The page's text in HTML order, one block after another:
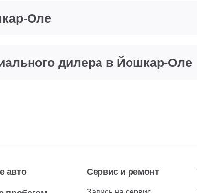
Оле
дилера в Йошкар-Оле
авто Сервис и ремонт